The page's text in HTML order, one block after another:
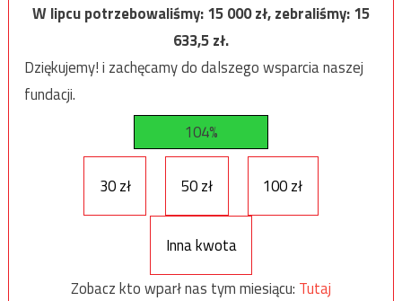
W lipcu potrzebowaliśmy:15 000zł, zebraliśmy:15
633,5zł.
Dziękujemy! i zachęcamy do dalszego wsparcia naszej
fundacji.
104%
30 zł 50 zł 100 zł
Inna kwota
Zobacz kto wparł nas tym miesiącu: Tutaj